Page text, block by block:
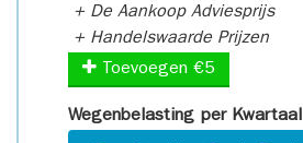
+ De Aankoop Adviesprijs
+ Handelswaarde Prijzen
Toevoegen €5
Wegenbelasting per Kwartaal